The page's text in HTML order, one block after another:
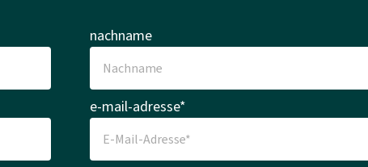
nachname
e-mail-adresse*